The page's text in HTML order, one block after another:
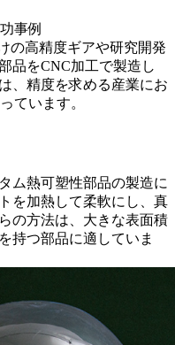
事例
の高精度ギアや研究開発
品をCNC加工で製造し
、精度を求める産業にお
ています。
ム熱可塑性部品の製造に
を加熱して柔軟にし、真
の方法は、大きな表面積
持つ部品に適していま